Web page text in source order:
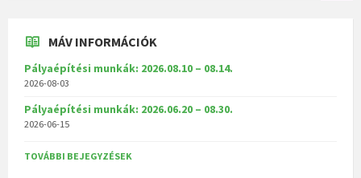
MÁV INFORMÁCIÓK
Pályaépítési munkák: 2026.08.10 – 08.14.
2026-08-03
Pályaépítési munkák: 2026.06.20 – 08.30.
2026-06-15
TOVÁBBI BEJEGYZÉSEK